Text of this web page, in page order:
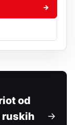
→
od
ruskih